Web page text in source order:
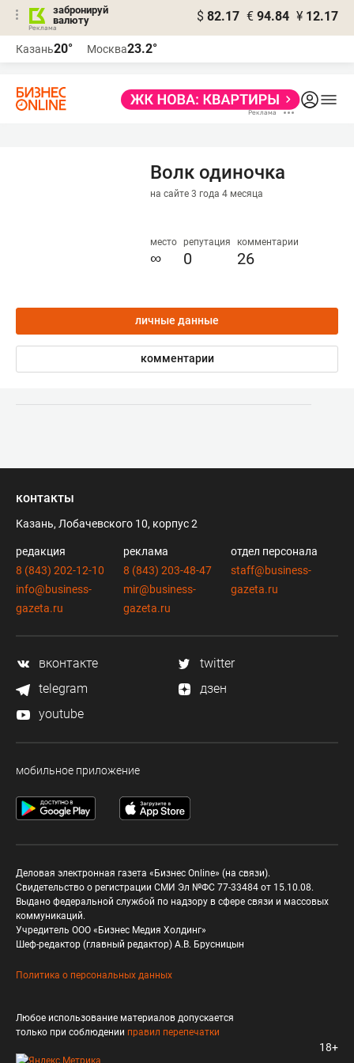
забронируй
валюту
$ 82.17 € 94.84 ¥ 12.17
Казань20° Москва23.2°
Волк одиночка
на сайте 3 года 4 месяца
место
∞
репутация
0
комментарии
26
личные данные
комментарии
контакты
Казань, Лобачевского 10, корпус 2
редакция
8 (843) 202-12-10
info@business-
gazeta.ru
реклама
8 (843) 203-48-47
mir@business-
gazeta.ru
отдел персонала
staff@business-
gazeta.ru
вконтакте
twitter
telegram
дзен
youtube
мобильное приложение
Деловая электронная газета «Бизнес Online» (на связи).
Свидетельство о регистрации СМИ Эл №ФС 77-33484 от 15.10.08.
Выдано федеральной службой по надзору в сфере связи и массовых
коммуникаций.
Учредитель ООО «Бизнес Медия Холдинг»
Шеф-редактор (главный редактор) А.В. Брусницын
Политика о персональных данных
Любое использование материалов допускается
только при соблюдении правил перепечатки
18+